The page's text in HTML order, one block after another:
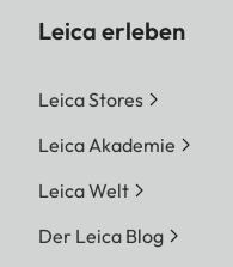
Leica erleben
Leica Stores
Leica Akademie
Leica Welt
Der Leica Blog